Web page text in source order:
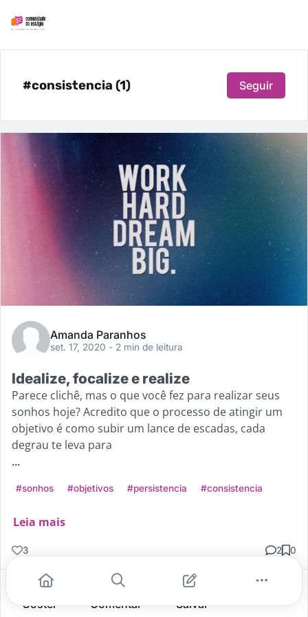
#consistencia (1) Seguir
Amanda Paranhos
set. 17, 2020 - 2 min de leitura
Idealize, focalize e realize
Parece clichê, mas o que você fez para realizar seus
sonhos hoje? Acredito que o processo de atingir um
objetivo é como subir um lance de escadas, cada
degrau te leva para
...
#sonhos #objetivos #persistencia #consistencia
Leia mais
3 2 0
Gostei Comentar Salvar